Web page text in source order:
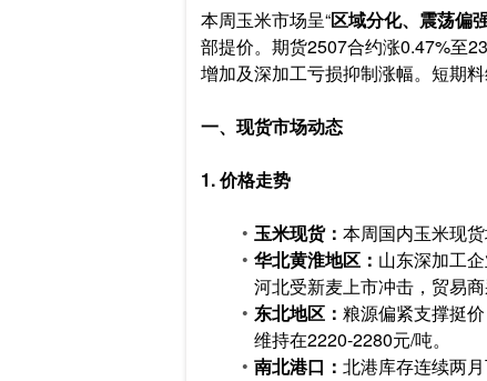
本周玉米市场呈“区域分化、震荡偏
部提价。期货2507合约涨0.47%至
增加及深加工亏损抑制涨幅。短期
一、现货市场动态
1. 价格走势
玉米现货： 本周国内玉米现
华北黄淮地区： 山东深加工
河北受新麦上市冲击，贸易
东北地区： 粮源偏紧支撑挺
维持在2220-2280元/吨。
南北港口： 北港库存连续两